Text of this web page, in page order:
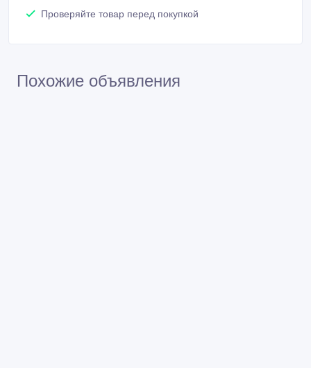
Проверяйте товар перед покупкой
Похожие объявления